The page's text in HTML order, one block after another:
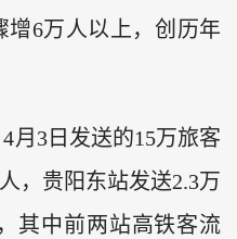
增6万人以上，创历年
月3日发送的15万旅客
，贵阳东站发送2.3万
其中前两站高铁客流